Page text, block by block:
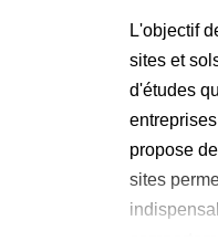
L'objectif
sites et
d'études
propose
sites